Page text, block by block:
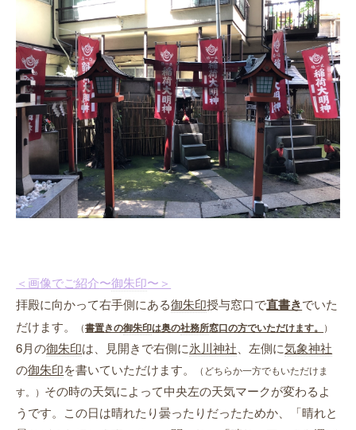
＜画像でご紹介〜御朱印〜＞
拝殿に向かって右手側にある御朱印授与窓口で直書きでいた
だけます。
（書置きの御朱印は奥の社務所窓口の方でいただけます。 ）
6月の御朱印は、見開きで右側に氷川神社 、左側に気象神社
の御朱印を書いていただけます。
（どちらか一方でもいただけま
す。） その時の天気によって中央左の天気マークが変わるよ
うです。この日は晴れたり曇ったりだったためか、「晴れと